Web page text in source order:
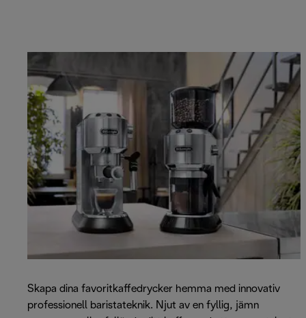
Skapa dina favoritkaffedrycker hemma med innovativ
professionell baristateknik. Njut av en fyllig, jämn